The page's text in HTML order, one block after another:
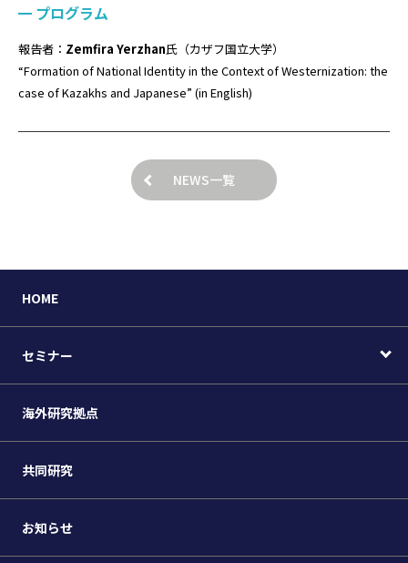
プログラム
報告者： Zemfira Yerzhan氏（カザフ国立大学）
“Formation of National Identity in the Context of Westernization: the
case of Kazakhs and Japanese” (in English)
NEWS一覧
HOME
セミナー
海外研究拠点
共同研究
お知らせ